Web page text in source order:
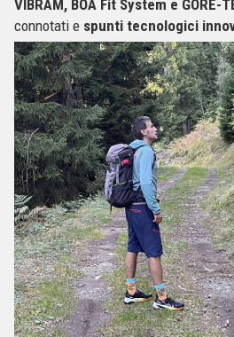
VIBRAM, BOA Fit System e GORE-
connotati e spunti tecnologici